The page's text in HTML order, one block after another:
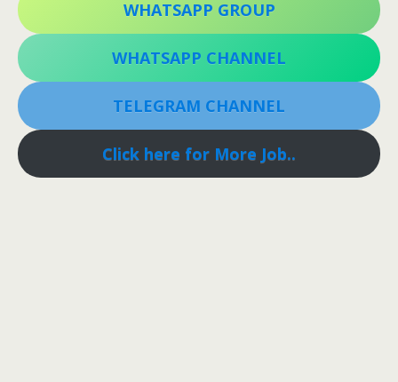
WHATSAPP GROUP
WHATSAPP CHANNEL
TELEGRAM CHANNEL
Click here for More Job..